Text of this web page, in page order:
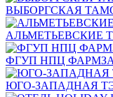
ВЫБОРГСКАЯ
АЛЬМЕТЬЕВСКИЕ
ФГУП НПЦ
ЮГО-ЗАПАДНАЯ